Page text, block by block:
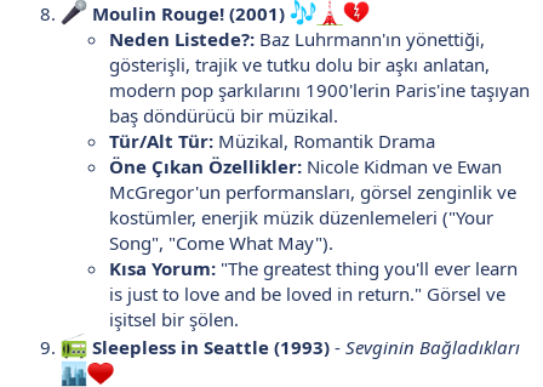
Moulin Rouge! (2001)
Neden Listede?: Baz Luhrmann'ın yönettiği,
gösterişli, trajik ve tutku dolu bir aşkı anlatan,
modern pop şarkılarını 1900'lerin Paris'ine taşıyan
baş döndürücü bir müzikal.
Tür/Alt Tür: Müzikal, Romantik Drama
Öne Çıkan Özellikler: Nicole Kidman ve Ewan
McGregor'un performansları, görsel zenginlik ve
kostümler, enerjik müzik düzenlemeleri ("Your
Song", "Come What May").
Kısa Yorum: "The greatest thing you'll ever learn
is just to love and be loved in return." Görsel ve
işitsel bir şölen.
Sleepless in Seattle (1993) - Sevginin Bağladıkları